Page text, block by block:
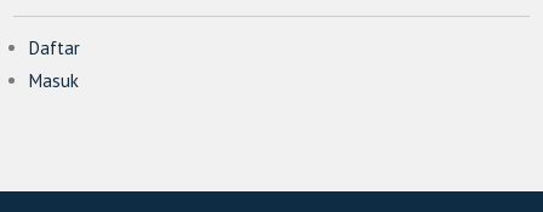
Daftar
Masuk